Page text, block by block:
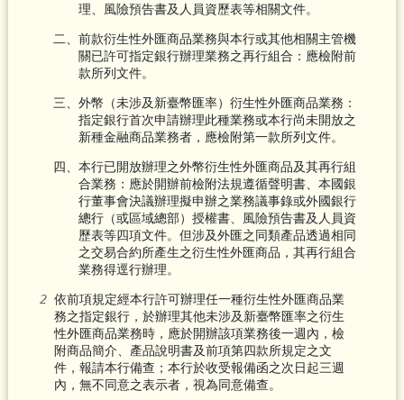
理、風險預告書及人員資歷表等相關文件。
二、前款衍生性外匯商品業務與本行或其他相關主管機
關已許可指定銀行辦理業務之再行組合：應檢附前
款所列文件。
三、外幣（未涉及新臺幣匯率）衍生性外匯商品業務：
指定銀行首次申請辦理此種業務或本行尚未開放之
新種金融商品業務者，應檢附第一款所列文件。
四、本行已開放辦理之外幣衍生性外匯商品及其再行組
合業務：應於開辦前檢附法規遵循聲明書、本國銀
行董事會決議辦理擬申辦之業務議事錄或外國銀行
總行（或區域總部）授權書、風險預告書及人員資
歷表等四項文件。但涉及外匯之同類產品透過相同
之交易合約所產生之衍生性外匯商品，其再行組合
業務得逕行辦理。
依前項規定經本行許可辦理任一種衍生性外匯商品業
務之指定銀行，於辦理其他未涉及新臺幣匯率之衍生
性外匯商品業務時，應於開辦該項業務後一週內，檢
附商品簡介、產品說明書及前項第四款所規定之文
件，報請本行備查；本行於收受報備函之次日起三週
內，無不同意之表示者，視為同意備查。